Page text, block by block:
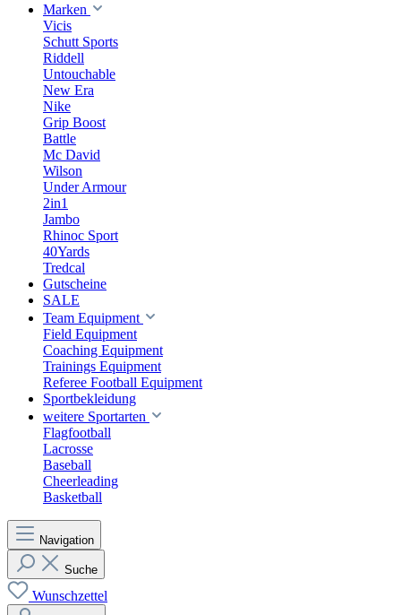
Marken
Vicis
Schutt Sports
Riddell
Untouchable
New Era
Nike
Grip Boost
Battle
Mc David
Wilson
Under Armour
2in1
Jambo
Rhinoc Sport
40Yards
Tredcal
Gutscheine
SALE
Team Equipment
Field Equipment
Coaching Equipment
Trainings Equipment
Referee Football Equipment
Sportbekleidung
weitere Sportarten
Flagfootball
Lacrosse
Baseball
Cheerleading
Basketball
Navigation
Suche
Wunschzettel